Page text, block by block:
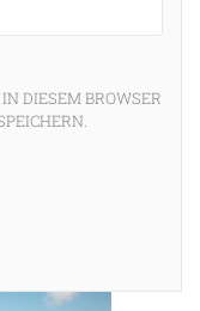
DIESEM BROWSER